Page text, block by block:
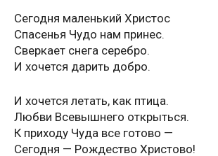
Сегодня маленький Христос
Спасенья Чудо нам принес.
Сверкает снега серебро.
И хочется дарить добро.
И хочется летать, как птица.
Любви Всевышнего открыться.
К приходу Чуда все готово —
Сегодня — Рождество Христово!